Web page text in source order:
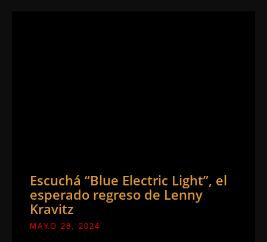
Escuchá “Blue Electric Light”, el
esperado regreso de Lenny
Kravitz
MAYO 28, 2024